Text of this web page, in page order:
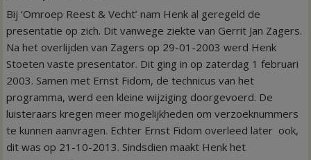
Bij ‘Omroep Reest & Vecht’ nam Henk al geregeld de
presentatie op zich. Dit vanwege ziekte van Gerrit Jan Zagers.
Na het overlijden van Zagers op 29-01-2003 werd Henk
Stoeten vaste presentator. Dit ging in op zaterdag 1 februari
2003. Samen met Ernst Fidom, de technicus van het
programma, werd een kleine wijziging doorgevoerd. De
luisteraars kregen meer mogelijkheden om verzoeknummers
te kunnen aanvragen. Echter Ernst Fidom overleed later ook,
dit was op 21-10-2013. Sindsdien maakt Henk het